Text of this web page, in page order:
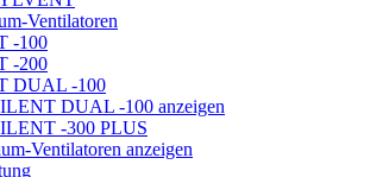
Ventilatoren
-100
-200
DUAL -100
DUAL -100 anzeigen
-300 PLUS
Ventilatoren anzeigen